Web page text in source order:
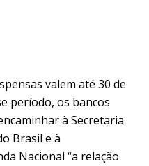
valem até 30 de
período, os bancos
à Secretaria
Brasil e à
Nacional “a relação